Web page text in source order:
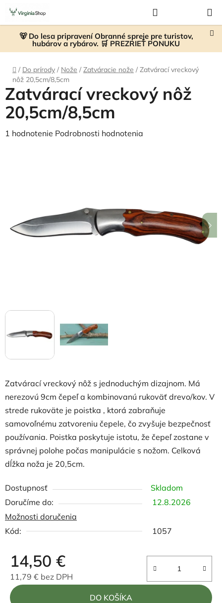
Prejsť
obsah
🐻 Do lesa pripravení Obranné spreje pre turistov,
hubárov a rybárov. 🛒 PREZRIEŤ PONUKU
KOŠÍK
Domov
/ Do prírody / Nože / Zatváracie nože / Zatvárací vreckový
nôž 20,5cm/8,5cm
Zatvárací vreckový nôž s jednoduchým dizajnom. Má
nerezovú 9cm čepeľ a kombinovanú rukoväť drevo/kov. V
strede rukoväte je poistka , ktorá zabraňuje
samovoľnému zatvoreniu čepele, čo zvyšuje bezpečnosť
používania. Poistka poskytuje istotu, že čepeľ zostane v
správnej polohe počas manipulácie s nožom. Celková
dĺžka noža je 20,5cm.
Dostupnosť
Skladom
12.8.2026
Možnosti doručenia
Kód:
1057
14,50 €
11,79 € bez DPH
Jednotková cena:
DO KOŠÍKA
Zatvárací vreckový nôž
20,5cm/8,5cm
Priemerné
hviezdičiek.
1 hodnotenie Podrobnosti hodnotenia